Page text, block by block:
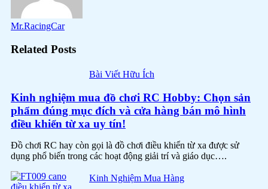
Mr.RacingCar
Related Posts
Bài Viết Hữu Ích
Kinh nghiệm mua đồ chơi RC Hobby: Chọn sản
phẩm đúng mục đích và cửa hàng bán mô hình
điều khiển từ xa uy tín!
Đồ chơi RC hay còn gọi là đồ chơi điều khiển từ xa được sử
dụng phổ biến trong các hoạt động giải trí và giáo dục….
Kinh Nghiệm Mua Hàng